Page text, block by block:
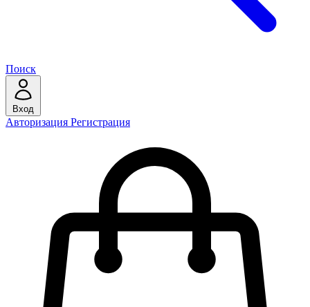
Поиск
Вход
Авторизация Регистрация